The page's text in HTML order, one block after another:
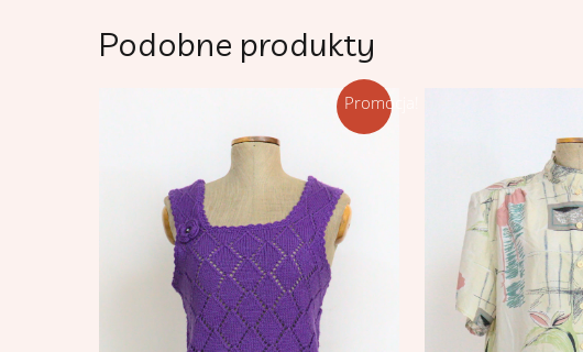
Podobne produkty
Promocja!